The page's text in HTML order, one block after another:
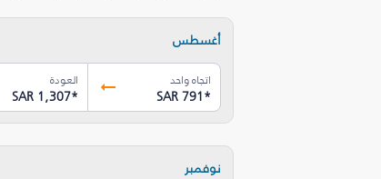
أغسطس
اتجاه واحد
SAR 791*
العودة
SAR 1,307*
نوفمبر